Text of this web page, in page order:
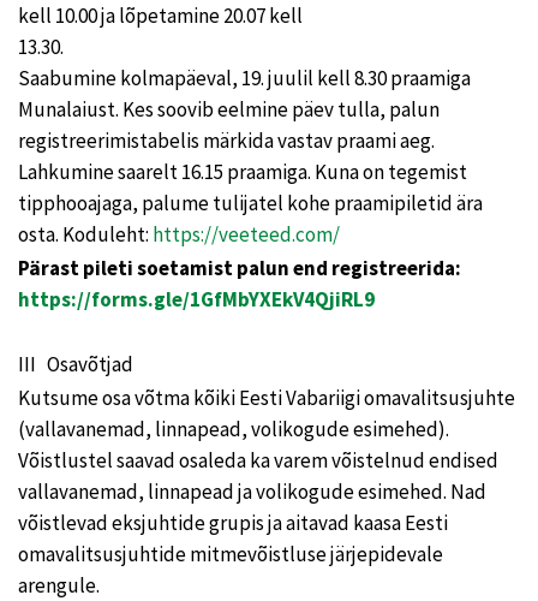
kell 10.00 ja lõpetamine 20.07 kell
13.30.
Saabumine kolmapäeval, 19. juulil kell 8.30 praamiga
Munalaiust. Kes soovib eelmine päev tulla, palun
registreerimistabelis märkida vastav praami aeg.
Lahkumine saarelt 16.15 praamiga. Kuna on tegemist
tipphooajaga, palume tulijatel kohe praamipiletid ära
osta. Koduleht: https://veeteed.com/
Pärast pileti soetamist palun end registreerida:
https://forms.gle/1GfMbYXEkV4QjiRL9
III Osavõtjad
Kutsume osa võtma kõiki Eesti Vabariigi omavalitsusjuhte
(vallavanemad, linnapead, volikogude esimehed).
Võistlustel saavad osaleda ka varem võistelnud endised
vallavanemad, linnapead ja volikogude esimehed. Nad
võistlevad eksjuhtide grupis ja aitavad kaasa Eesti
omavalitsusjuhtide mitmevõistluse järjepidevale
arengule.